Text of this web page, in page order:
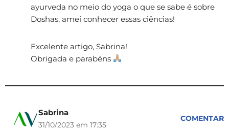
ayurveda no meio do yoga o que se sabe é sobre
Doshas, amei conhecer essas ciências!
Excelente artigo, Sabrina!
Obrigada e parabéns
Sabrina
31/10/2023 em 17:35
COMENTAR